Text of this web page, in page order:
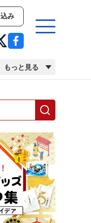
み
もっと見る
・異動・訃報
訃報
特集